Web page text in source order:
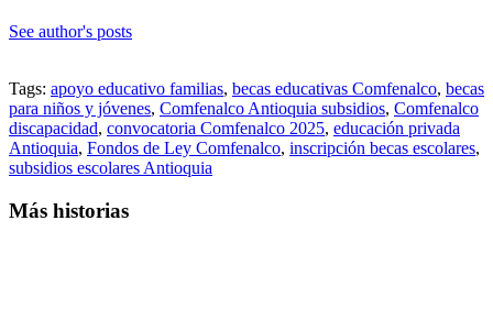
See author's posts
Tags: apoyo educativo familias, becas educativas Comfenalco, becas
para niños y jóvenes, Comfenalco Antioquia subsidios, Comfenalco
discapacidad, convocatoria Comfenalco 2025, educación privada
Antioquia, Fondos de Ley Comfenalco, inscripción becas escolares,
subsidios escolares Antioquia
Más historias